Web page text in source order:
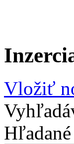
Vložiť